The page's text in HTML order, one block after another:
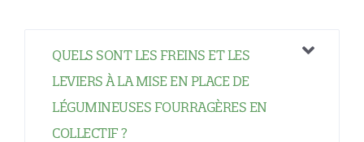
QUELS SONT LES FREINS ET LES
LEVIERS À LA MISE EN PLACE DE
LÉGUMINEUSES FOURRAGÈRES EN
COLLECTIF ?